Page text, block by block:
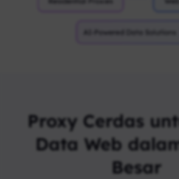
Proxy Cerdas
Data Web
Besar